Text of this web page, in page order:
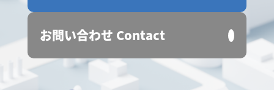
お問い合わせ Contact